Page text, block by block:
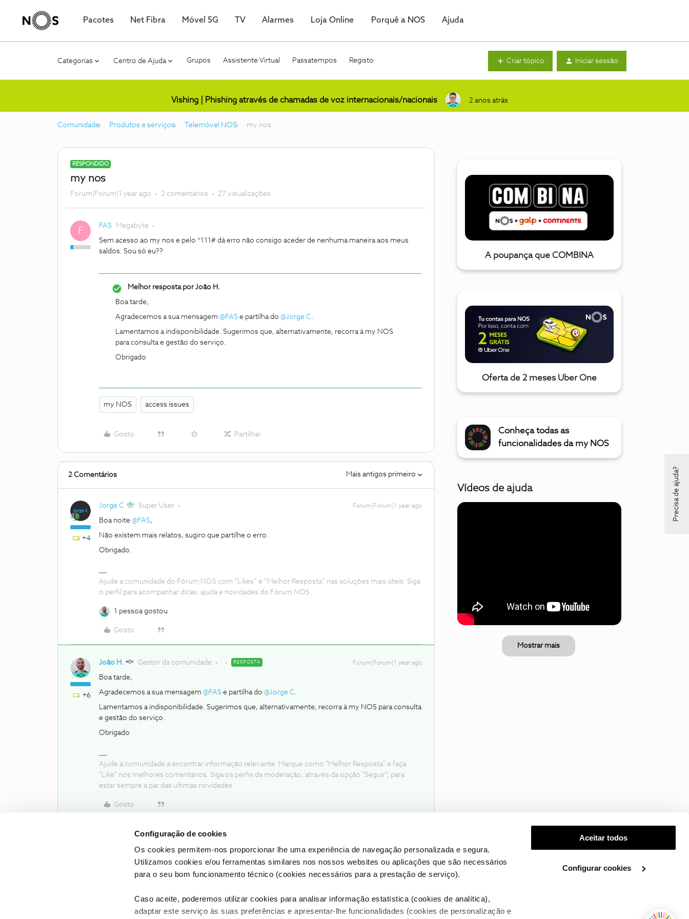
Configuração de cookies
Os cookies permitem-nos proporcionar lhe uma experiência de navegação personalizada e segura.
Utilizamos cookies e/ou ferramentas similares nos nossos websites ou aplicações que são necessários
para o seu bom funcionamento técnico (cookies necessários para a prestação de serviço).
Caso aceite, poderemos utilizar cookies para analisar informação estatística (cookies de analítica),
adaptar este serviço às suas preferências e apresentar-lhe funcionalidades (cookies de personalização e
Aceitar todos
Configurar cookies
Pacotes Net Fibra Móvel 5G TV Alarmes Loja Online Porquê a NOS Ajuda
Categorias Centro de Ajuda Grupos Assistente Virtual Passatempos Registo Criar tópico Iniciar sessão
Vishing | Phishing através de chamadas de voz internacionais/nacionais 2 anos atrás
Comunidade Produtos e serviços Telemóvel NOS my nos
RESPONDIDO
my nos
Forum|Forum|1 year ago 2 comentários 27 visualizações
F FAS Megabyte
Sem acesso ao my nos e pelo *111# dá erro não consigo aceder de nenhuma maneira aos meus
saldos. Sou só eu??
Melhor resposta porJoão H.
Boa tarde,
Agradecemos a sua mensagem ​ @FAS e partilha do ​ @Jorge C.
Lamentamos a indisponibilidade. Sugerimos que, alternativamente, recorra à my NOS
para consulta e gestão do serviço.
Obrigado
my NOS access issues
Gosto Partilhar
2 Comentários Mais antigos primeiro
+4
Jorge C Super User Forum|Forum|1 year ago
Boa noite ​ @FAS,
Não existem mais relatos, sugiro que partilhe o erro.
Obrigado.
Ajude a comunidade do Fórum NOS com “Likes” e “Melhor Resposta” nas soluções mais úteis. Siga
o perfil para acompanhar dicas, ajuda e novidades do Fórum NOS.
1 pessoa gostou
Gosto
+6
João H. Gestor da comunidade RESPOSTA Forum|Forum|1 year ago
Boa tarde,
Agradecemos a sua mensagem ​ @FAS e partilha do ​ @Jorge C.
Lamentamos a indisponibilidade. Sugerimos que, alternativamente, recorra à my NOS para consulta
e gestão do serviço.
Obrigado
Ajude a comunidade a encontrar informação relevante. Marque como "Melhor Resposta" e faça
"Like" nos melhores comentários. Siga os perfis da moderação, através da opção "Seguir", para
estar sempre a par das ultimas novidades.
Gosto
A poupança que COMBINA
Oferta de 2 meses Uber One
Conheça todas as
funcionalidades da my NOS
Vídeos de ajuda
Mostrar mais
Condições do Fórum NOS Accessibility statement
Precisa de ajuda?